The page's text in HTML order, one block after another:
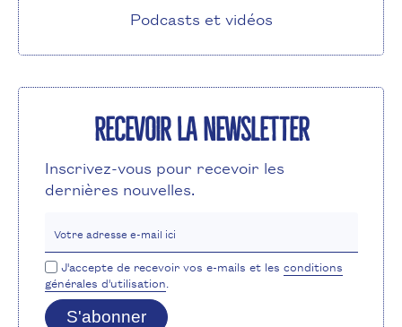
Podcasts et vidéos
Recevoir la newsletter
Inscrivez-vous pour recevoir les
dernières nouvelles.
Votre adresse e-mail ici
J'accepte de recevoir vos e-mails et les conditions
générales d'utilisation.
S'abonner